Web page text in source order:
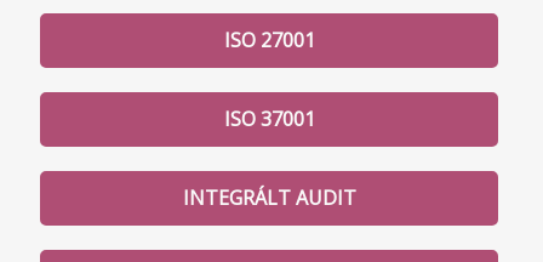
ISO 27001
ISO 37001
INTEGRÁLT AUDIT